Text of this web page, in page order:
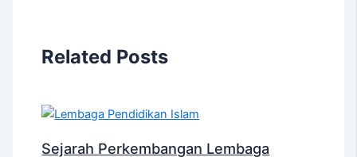
Related Posts
Sejarah Perkembangan Lembaga